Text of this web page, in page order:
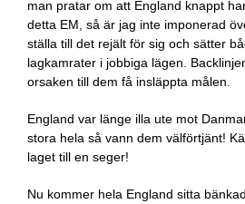
man pratar om att England knappt
detta EM, så är jag inte imponerad
ställa till det rejält för sig och sätter
lagkamrater i jobbiga lägen.
orsaken till dem få insläppta målen.
England var länge illa ute mot
stora hela så vann dem välförtjänt!
laget till en seger!
Nu kommer hela England sitta